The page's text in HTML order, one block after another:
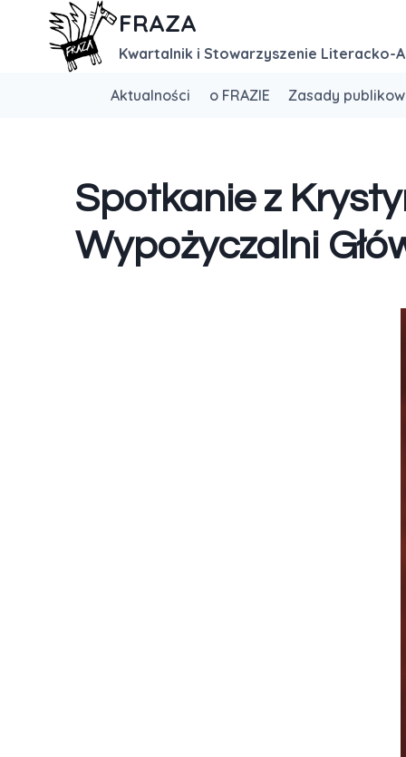
FRAZA
Kwartalnik i Stowarzyszenie Literacko-
Aktualności o FRAZIE Zasady
Spotkanie z
Wypożyczalni